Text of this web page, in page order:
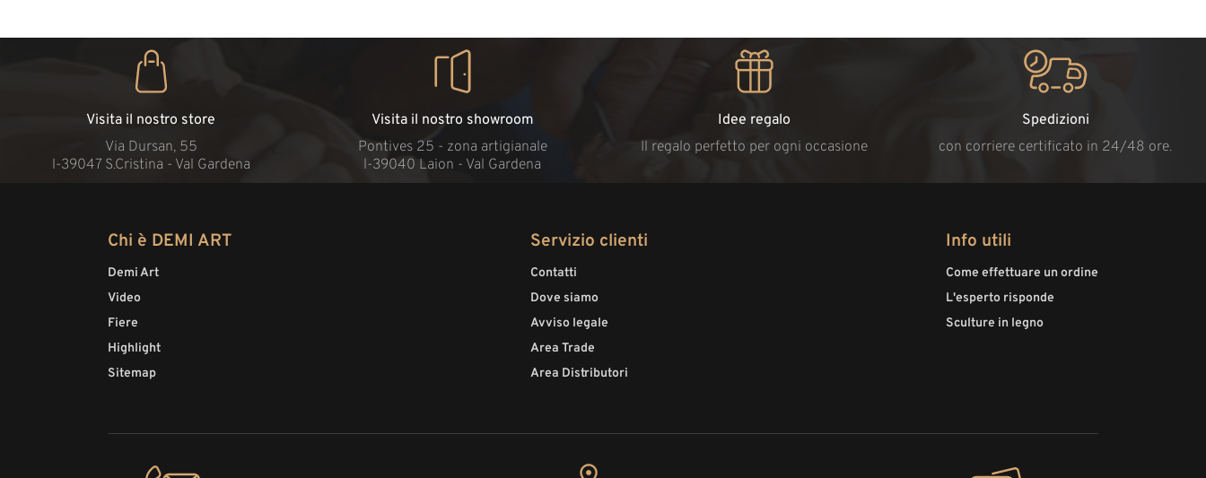
Visita il nostro store
Via Dursan, 55
l-39047 S.Cristina - Val Gardena
Visita il nostro showroom
Pontives 25 - zona artigianale
l-39040 Laion - Val Gardena
Idee regalo
Il regalo perfetto per ogni occasione
Spedizioni
con corriere certificato in 24/48 ore.
Chi è DEMI ART
Demi Art
Video
Fiere
Highlight
Sitemap
Servizio clienti
Contatti
Dove siamo
Avviso legale
Area Trade
Area Distributori
Info utili
Come effettuare un ordine
L'esperto risponde
Sculture in legno